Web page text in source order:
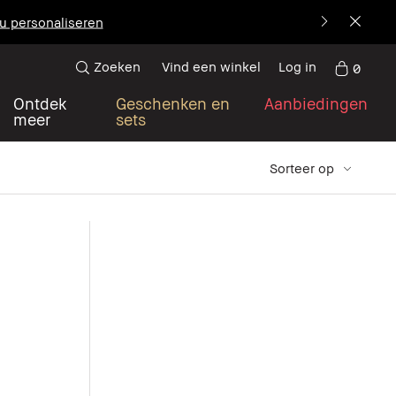
personaliseren
Ontdek
meer
Geschenken en
sets
Aanbiedingen
Zoeken Vind een winkel Log in 0
Sorteer op